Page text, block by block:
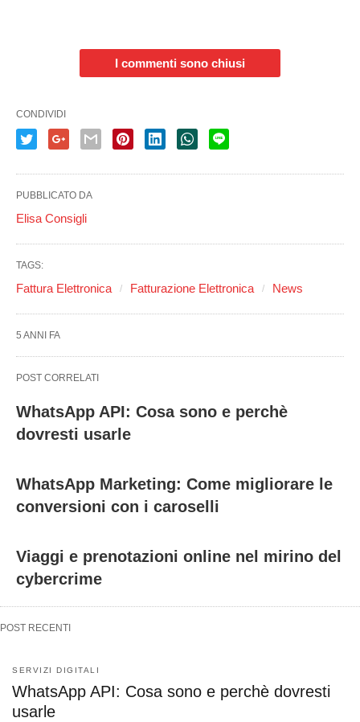
I commenti sono chiusi
CONDIVIDI
PUBBLICATO DA
Elisa Consigli
TAGS:
Fattura Elettronica Fatturazione Elettronica News
5 ANNI FA
POST CORRELATI
WhatsApp API: Cosa sono e perchè
dovresti usarle
WhatsApp Marketing: Come migliorare le
conversioni con i caroselli
Viaggi e prenotazioni online nel mirino del
cybercrime
POST RECENTI
SERVIZI DIGITALI
WhatsApp API: Cosa sono e perchè dovresti
usarle